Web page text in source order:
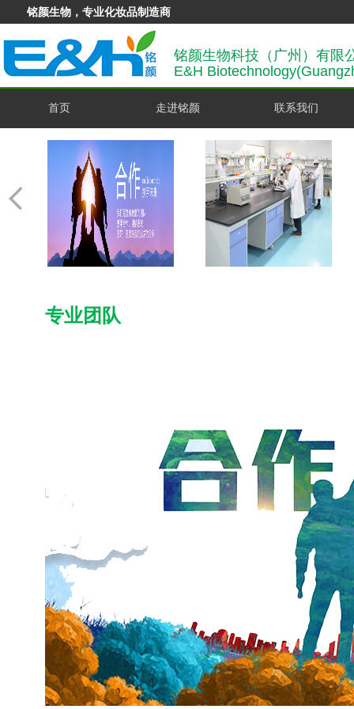
铭颜生物，专业化妆品制造商
铭颜生物科技（广州）有限
E&H
首页 走进铭颜 联系我们
专业团队